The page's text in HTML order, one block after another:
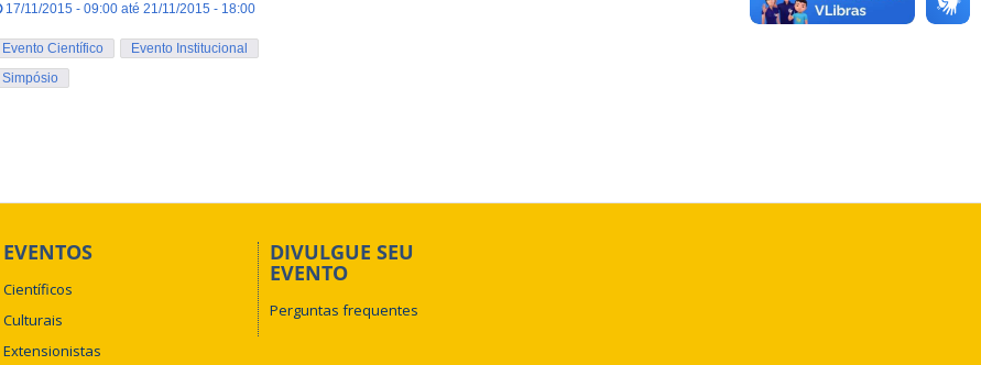
17/11/2015 - 09:00 até 21/11/2015 - 18:00
Evento Científico
Evento Institucional
Simpósio
EVENTOS
Científicos
Culturais
Extensionistas
DIVULGUE SEU
EVENTO
Perguntas frequentes